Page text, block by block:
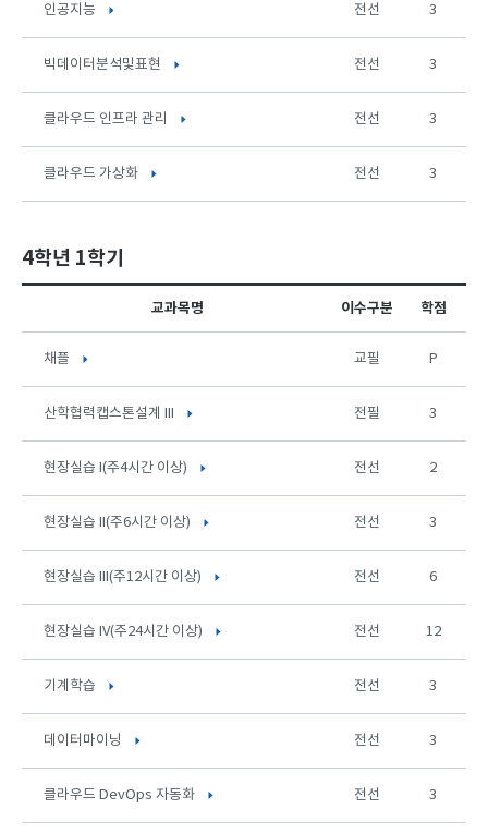
인공지능 전선 3
빅데이터분석및표현 전선 3
클라우드 인프라 관리 전선 3
클라우드 가상화 전선 3
4학년 1학기
교과목명 이수구분 학점
채플 교필 P
산학협력캡스톤설계 III 전필 3
현장실습 I(주4시간 이상) 전선 2
현장실습 II(주6시간 이상) 전선 3
현장실습 III(주12시간 이상) 전선 6
현장실습 IV(주24시간 이상) 전선 12
기계학습 전선 3
데이터마이닝 전선 3
클라우드 DevOps 자동화 전선 3